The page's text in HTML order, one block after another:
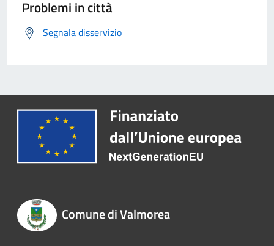
Problemi in città
Segnala disservizio
Comune di Valmorea